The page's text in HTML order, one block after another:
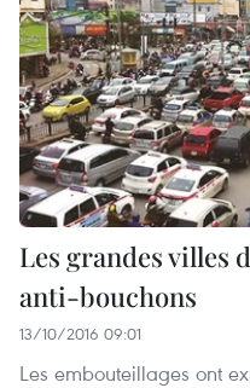
Les grandes villes
anti-bouchons
13/10/2016 09:01
Les embouteillages ont